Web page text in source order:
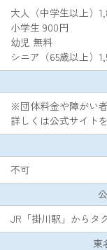
大人（中学生以上）
小学生 900円
幼児 無料
シニア（65歳以上）
※団体料金や障がい
詳しくは公式サイト
不可
JR「掛川駅」からタ
東